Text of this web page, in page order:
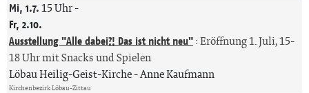
Mi, 1.7.15 Uhr-
Fr, 2.10.
Ausstellung "Alle dabei?! Das ist nicht neu":Eröffnung 1. Juli, 15-
18 Uhr mit Snacks und Spielen
Löbau Heilig-Geist-Kirche Anne Kaufmann
Kirchenbezirk Löbau-Zittau